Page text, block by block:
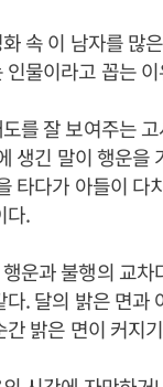
속 이 남자를 많
인물이라고 꼽는
를 잘 보여주는
생긴 말이 행운을
타다가 아들이 다
다.
운과 불행의 교
다. 달의 밝은 면과
간 밝은 면이 커지